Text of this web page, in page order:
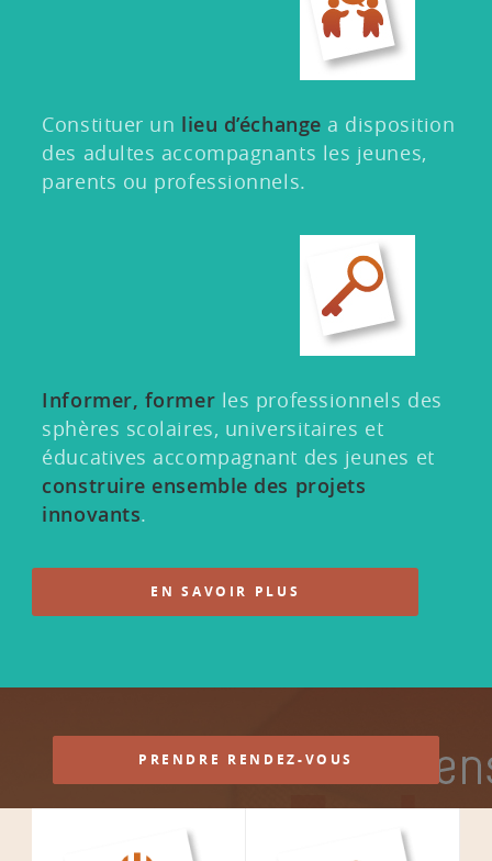
Constituer un lieu d’échange a disposition
des adultes accompagnants les jeunes,
parents ou professionnels.
Informer, former les professionnels des
sphères scolaires, universitaires et
éducatives accompagnant des jeunes et
construire ensemble des projets
innovants.
EN SAVOIR PLUS
PRENDRE RENDEZ-VOUS